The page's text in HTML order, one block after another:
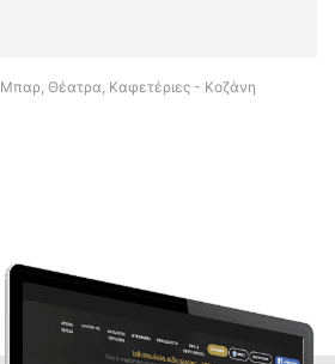
Μπαρ, Θέατρα, Καφετέριες - Κοζάνη